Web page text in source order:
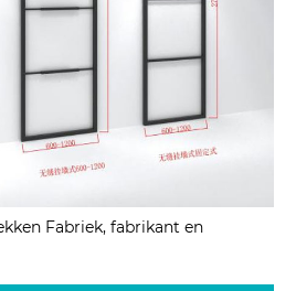
Fabriek, fabrikant en